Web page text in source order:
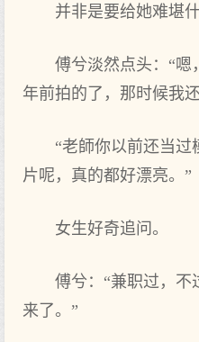
并非是要给她难堪什
傅兮淡然点头：“嗯
年前拍的了，那时候我
“老師你以前还当
片呢，真的都好漂亮。”
女生好奇追问。
傅兮：“兼职过，不
来了。”